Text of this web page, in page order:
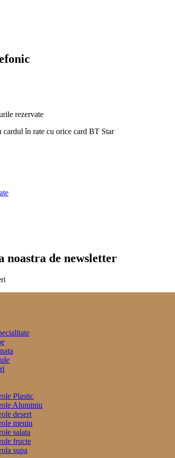
rezervate
cardul în rate cu orice card BT Star
noastra de newsletter
Plastic
Aluminiu
desert
meniu
salata
fructe
supa